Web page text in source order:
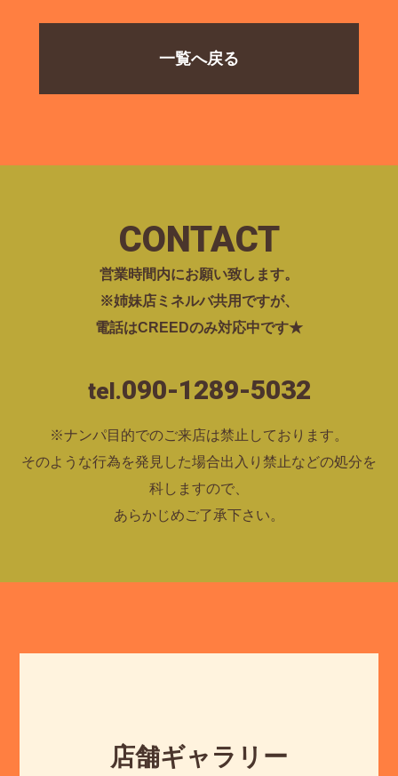
一覧へ戻る
CONTACT
営業時間内にお願い致します。
※姉妹店ミネルバ共用ですが、
電話はCREEDのみ対応中です★
tel.090-1289-5032
※ナンパ目的でのご来店は禁止しております。
そのような行為を発見した場合出入り禁止などの処分を
科しますので、
あらかじめご了承下さい。
店舗ギャラリー